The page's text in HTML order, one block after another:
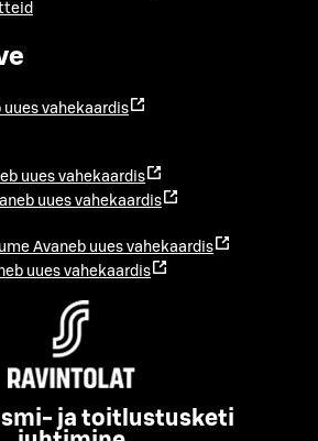
uues vahekaardis
uues vahekaardis
uues vahekaardis
Avaneb uues vahekaardis
uues vahekaardis
ja toitlustusketi